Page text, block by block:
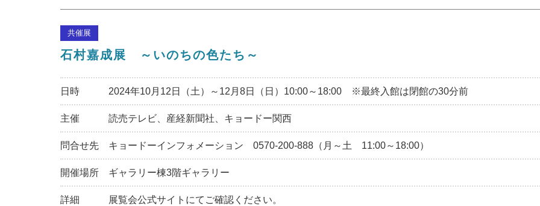
共催展
石村嘉成展 ～いのちの色たち～
日時 2024年10月12日（土）～12月8日（日）10:00～18:00 ※最終入館は閉館の30分前
主催 読売テレビ、産経新聞社、キョードー関西
問合せ先 キョードーインフォメーション 0570-200-888（月～土 11:00～18:00）
開催場所 ギャラリー棟3階ギャラリー
詳細 展覧会公式サイトにてご確認ください。